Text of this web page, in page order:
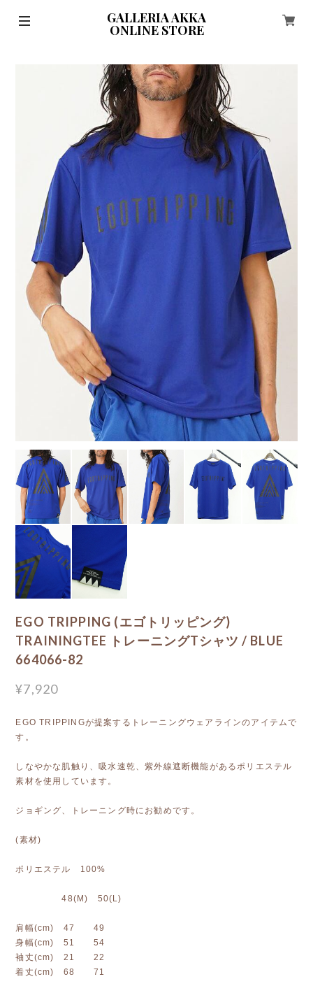
GALLERIA AKKA
ONLINE STORE
EGO TRIPPING (エゴトリッピング)
TRAININGTEE トレーニングTシャツ / BLUE
664066-82
¥7,920
EGO TRIPPINGが提案するトレーニングウェアラインのアイテムで
す。
しなやかな肌触り、吸水速乾、紫外線遮断機能があるポリエステル
素材を使用しています。
ジョギング、トレーニング時にお勧めです。
(素材)
ポリエステル 100%
48(M) 50(L)
肩幅(cm) 47 49
身幅(cm) 51 54
袖丈(cm) 21 22
着丈(cm) 68 71